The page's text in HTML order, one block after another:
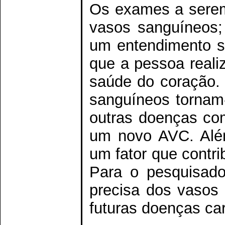
Os exames a
vasos
um entendimento
que a pessoa
saúde do
sanguíneos
outras doenças
um novo AVC.
um fator que
Para o
precisa dos
futuras doenças